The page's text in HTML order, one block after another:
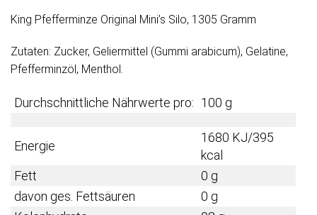
King Pfefferminze Original Mini’s Silo, 1305 Gramm
Zutaten: Zucker, Geliermittel (Gummi arabicum), Gelatine,
Pfefferminzöl, Menthol.
Durchschnittliche Nährwerte pro: 100 g
Energie
1680 KJ/395
kcal
Fett
0 g
davon ges. Fettsäuren
0 g